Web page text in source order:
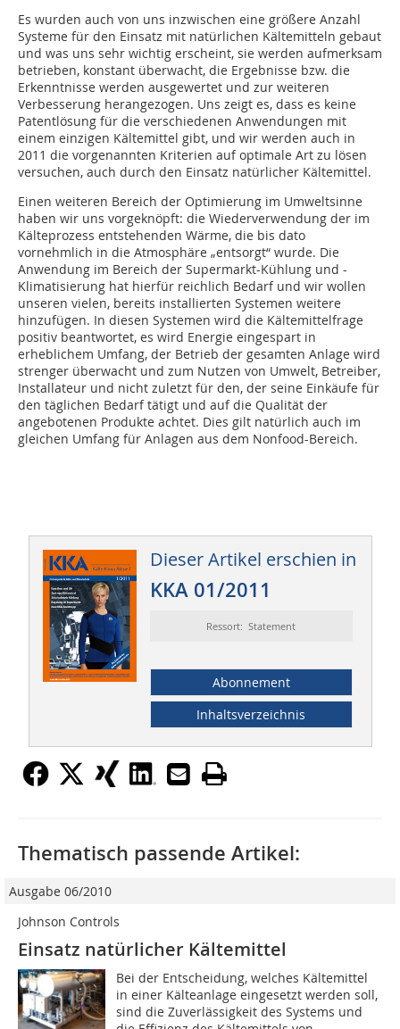
Es wurden auch von uns inzwischen eine größere Anzahl
Sys­teme für den Einsatz mit natürlichen Kältemitteln gebaut
und was uns sehr wichtig erscheint, sie werden aufmerksam
betrieben, konstant überwacht, die Ergebnisse bzw. die
Erkenntnisse werden ausgewertet und zur weiteren
Verbesserung herangezogen. Uns zeigt es, dass es keine
Patentlösung für die verschiedenen Anwendungen mit
einem einzigen Kältemittel gibt, und wir werden auch in
2011 die vorgenannten Kriterien auf optimale Art zu lösen
versuchen, auch durch den Einsatz natürlicher Kältemittel.
Einen weiteren Bereich der Optimierung im Umweltsinne
haben wir uns vorgeknöpft: die Wiederverwendung der im
Kälteprozess entstehenden Wärme, die bis dato
vornehmlich in die Atmosphäre „entsorgt“ wurde. Die
Anwendung im Bereich der Supermarkt-Kühlung und -
Klimatisierung hat hierfür reichlich Bedarf und wir wollen
unseren vielen, bereits installierten Sys­temen weitere
hinzufügen. In diesen Systemen wird die Kältemittelfrage
positiv beantwortet, es wird Energie eingespart in
erheblichem Umfang, der Betrieb der gesamten Anlage wird
strenger überwacht und zum Nutzen von Umwelt, Betreiber,
Installateur und nicht zuletzt für den, der seine Einkäufe für
den täglichen Bedarf tätigt und auf die Qualität der
angebotenen Produkte achtet. Dies gilt natürlich auch im
gleichen Umfang für Anlagen aus dem Nonfood-Bereich.
Dieser Artikel erschien in
KKA 01/2011
Ressort: Statement
Abonnement
Inhaltsverzeichnis
Thematisch passende Artikel:
Ausgabe 06/2010
Johnson Controls
Einsatz natürlicher Kältemittel
Bei der Entscheidung, welches Kältemittel
in einer Kälteanlage eingesetzt werden soll,
sind die Zuverlässigkeit des Systems und